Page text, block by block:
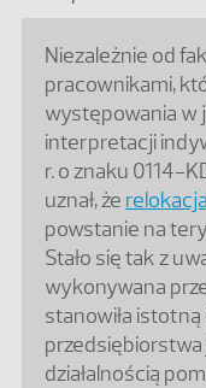
Niezależnie od
pracownikami,
występowania w
interpretacji
r. o znaku 0114-
uznał, że
powstanie na
Stało się tak z
wykonywana
stanowiła istotną
przedsiębiorstwa
działalnością